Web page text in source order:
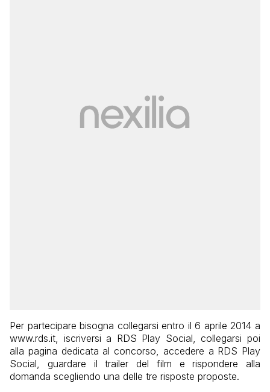
Per partecipare bisogna collegarsi entro il 6 aprile 2014 a
www.rds.it, iscriversi a RDS Play Social, collegarsi poi
alla pagina dedicata al concorso, accedere a RDS Play
Social, guardare il trailer del film e rispondere alla
domanda scegliendo una delle tre risposte proposte.